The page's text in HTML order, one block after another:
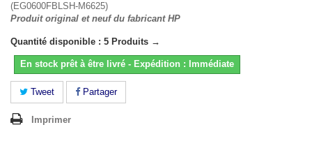
(EG0600FBLSH-M6625)
Produit original et neuf du fabricant HP
Quantité disponible : 5 Produits →
En stock prêt à être livré - Expédition : Immédiate
Tweet Partager
Imprimer